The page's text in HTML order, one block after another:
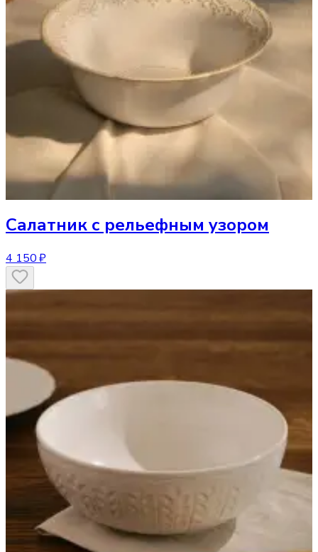
Салатник с рельефным узором
4 150 ₽